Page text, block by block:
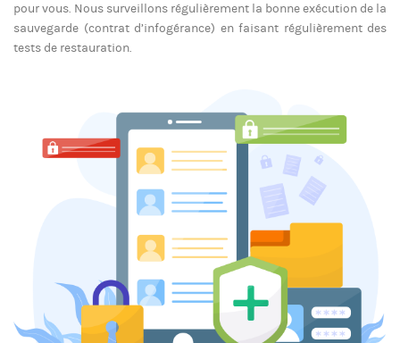
pour vous. Nous surveillons régulièrement la bonne exécution de la
sauvegarde (contrat d’infogérance) en faisant régulièrement des
tests de restauration.